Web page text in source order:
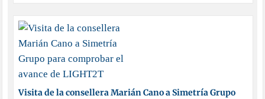
Visita de la consellera Marián Cano a Simetría Grupo